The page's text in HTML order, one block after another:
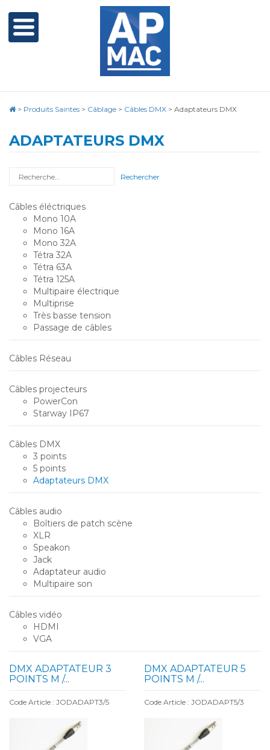
> Produits Saintes > Câblage > Câbles DMX > Adaptateurs DMX
ADAPTATEURS DMX
Rechercher
Câbles éléctriques
Mono 10A
Mono 16A
Mono 32A
Tétra 32A
Tétra 63A
Tétra 125A
Multipaire électrique
Multiprise
Très basse tension
Passage de câbles
Câbles Réseau
Câbles projecteurs
PowerCon
Starway IP67
Câbles DMX
3 points
5 points
Adaptateurs DMX
Câbles audio
Boîtiers de patch scène
XLR
Speakon
Jack
Adaptateur audio
Multipaire son
Câbles vidéo
HDMI
VGA
DMX ADAPTATEUR 3
POINTS M /...
Code Article : JODADAPT3/5
DMX ADAPTATEUR 5
POINTS M /...
Code Article : JODADAPT5/3